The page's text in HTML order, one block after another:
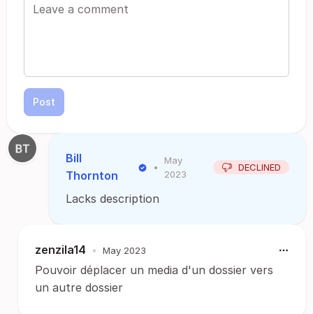
Post
Bill
Thornton
•
May
2023
DECLINED
Lacks description
zenzila14 • May 2023
Pouvoir déplacer un media d'un dossier vers
un autre dossier